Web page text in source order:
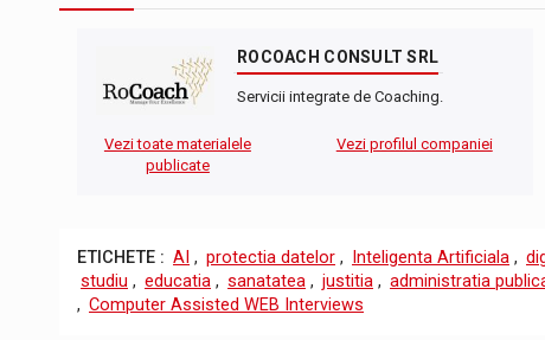
ROCOACH CONSULT SRL
Servicii integrate de Coaching.
Vezi toate materialele
publicate
Vezi profilul companiei
ETICHETE : AI , protectia datelor , Inteligenta Artificiala ,
studiu , educatia , sanatatea , justitia , administratia
, Computer Assisted WEB Interviews